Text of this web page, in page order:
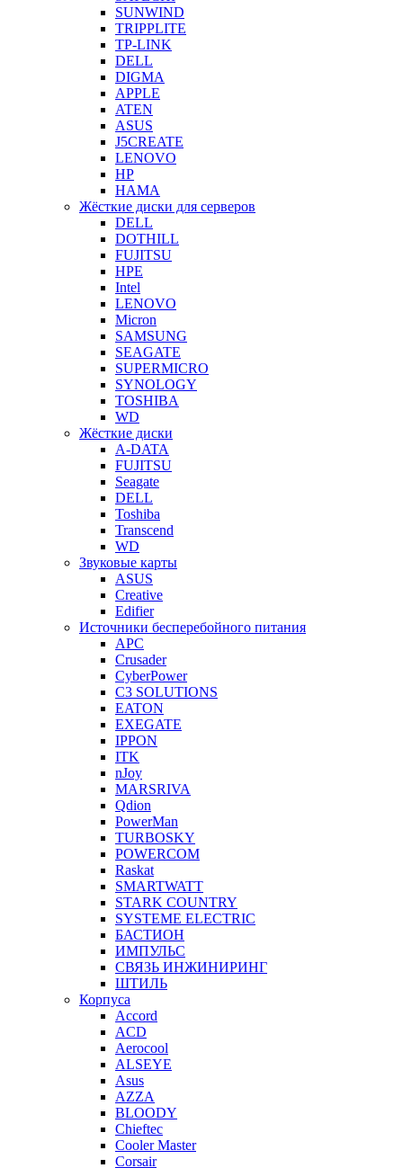
SUNWIND
TRIPPLITE
TP-LINK
DELL
DIGMA
APPLE
ATEN
ASUS
J5CREATE
LENOVO
HP
HAMA
Жёсткие диски для серверов
DELL
DOTHILL
FUJITSU
HPE
Intel
LENOVO
Micron
SAMSUNG
SEAGATE
SUPERMICRO
SYNOLOGY
TOSHIBA
WD
Жёсткие диски
A-DATA
FUJITSU
Seagate
DELL
Toshiba
Transcend
WD
Звуковые карты
ASUS
Creative
Edifier
Источники бесперебойного питания
APC
Crusader
CyberPower
C3 SOLUTIONS
EATON
EXEGATE
IPPON
ITK
nJoy
MARSRIVA
Qdion
PowerMan
TURBOSKY
POWERCOM
Raskat
SMARTWATT
STARK COUNTRY
SYSTEME ELECTRIC
БАСТИОН
ИМПУЛЬС
СВЯЗЬ ИНЖИНИРИНГ
ШТИЛЬ
Корпуса
Accord
ACD
Aerocool
ALSEYE
Asus
AZZA
BLOODY
Chieftec
Cooler Master
Corsair